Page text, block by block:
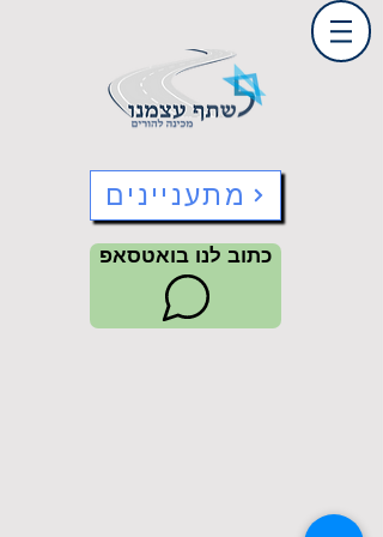
מתעניינים
כתוב לנו בואטסאפ